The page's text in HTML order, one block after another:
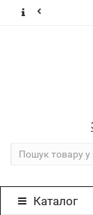
Каталог